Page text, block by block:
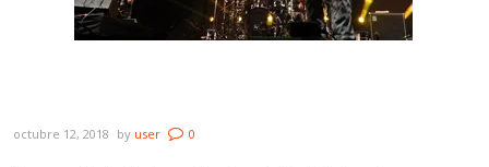
octubre 12, 2018 by user 0